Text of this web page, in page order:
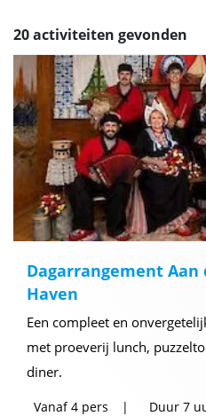
20 activiteiten gevonden
Dagarrangement Aan
Haven
Een compleet en
met proeverij lunch,
diner.
Vanaf4 pers Duur 7